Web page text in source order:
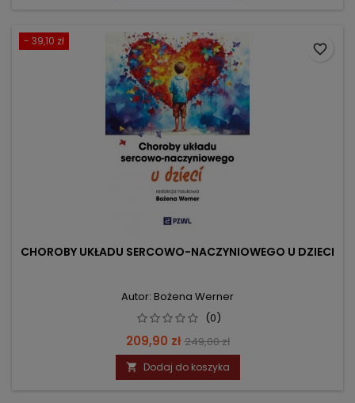
- 39,10 zł
CHOROBY UKŁADU SERCOWO-NACZYNIOWEGO U DZIECI
Autor: Bożena Werner
(0)
Cena
209,90 zł Cena
podstawowa
249,00 zł
 Dodaj do koszyka
favorite_border